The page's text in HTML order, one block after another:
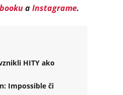
aInstagrame.
HITY ako
Impossible či